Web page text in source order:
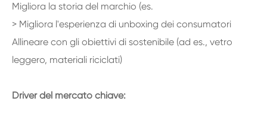
Migliora la storia del marchio (es.
> Migliora l'esperienza di unboxing dei consumatori
Allineare con gli obiettivi di sostenibile (ad es., vetro
leggero, materiali riciclati)
Driver del mercato chiave: